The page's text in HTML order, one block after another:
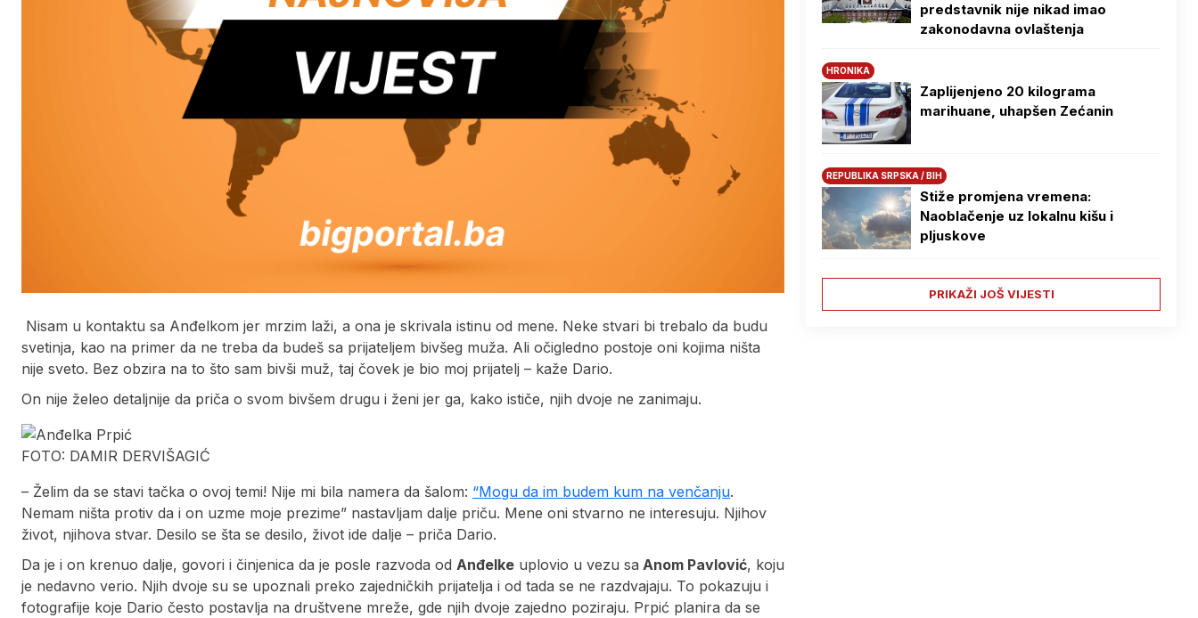
Nisam u kontaktu sa Anđelkom jer mrzim laži, a ona je skrivala istinu od mene. Neke stvari bi trebalo da budu
svetinja, kao na primer da ne treba da budeš sa prijateljem bivšeg muža. Ali očigledno postoje oni kojima ništa
nije sveto. Bez obzira na to što sam bivši muž, taj čovek je bio moj prijatelj – kaže Dario.
On nije želeo detaljnije da priča o svom bivšem drugu i ženi jer ga, kako ističe, njih dvoje ne zanimaju.
FOTO: DAMIR DERVIŠAGIĆ
– Želim da se stavi tačka o ovoj temi! Nije mi bila namera da šalom: “Mogu da im budem kum na venčanju.
Nemam ništa protiv da i on uzme moje prezime” nastavljam dalje priču. Mene oni stvarno ne interesuju. Njihov
život, njihova stvar. Desilo se šta se desilo, život ide dalje – priča Dario.
Da je i on krenuo dalje, govori i činjenica da je posle razvoda od Anđelke uplovio u vezu sa Anom Pavlović, koju
je nedavno verio. Njih dvoje su se upoznali preko zajedničkih prijatelja i od tada se ne razdvajaju. To pokazuju i
fotografije koje Dario često postavlja na društvene mreže, gde njih dvoje zajedno poziraju. Prpić planira da se
predstavnik nije nikad imao
zakonodavna ovlaštenja
HRONIKA
Zaplijenjeno 20 kilograma
marihuane, uhapšen Zećanin
REPUBLIKA SRPSKA / BIH
Stiže promjena vremena:
Naoblačenje uz lokalnu kišu i
pljuskove
PRIKAŽI JOŠ VIJESTI